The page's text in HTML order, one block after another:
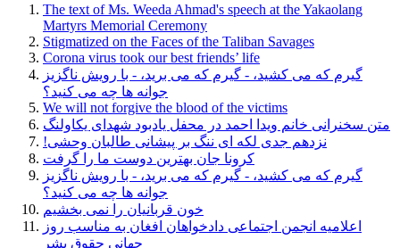
The text of Ms. Weeda Ahmad's speech at the Yakaolang
Martyrs Memorial Ceremony
Stigmatized on the Faces of the Taliban Savages
Corona virus took our best friends’ life
گیرم که می کشید، - گیرم که می برید، - با رویش ناگزیز
جوانه ها چه می کنید؟
We will not forgive the blood of the victims
متن سخنرانی خانم ویدا احمد در محفل یادبود شهدای یکاولنگ
!نزدهم جدی لکه ای ننگ بر پیشانی طالبان وحشی
کرونا جان بهترین دوست ما را گرفت
گیرم که می کشید، - گیرم که می برید، - با رویش ناگزیز
جوانه ها چه می کنید؟
خون قربانیان را نمی بخشیم
اعلامیه انجمن اجتماعی دادخواهان افغان به مناسب روز
جهانی حقوق بشر